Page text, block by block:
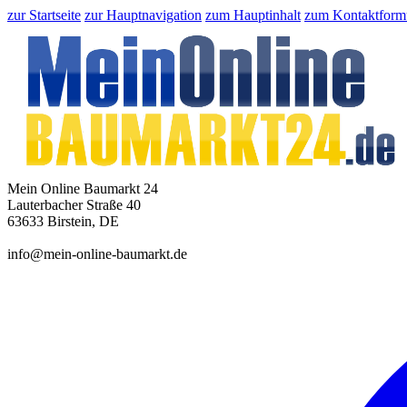
zur Startseite zur Hauptnavigation zum Hauptinhalt zum
Mein Online Baumarkt 24
Lauterbacher Straße 40
63633 Birstein, DE
info@mein-online-baumarkt.de